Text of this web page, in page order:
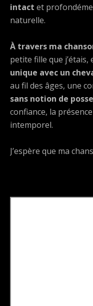
intact et
naturelle.
À travers ma
petite fille que
unique avec un
au fil des âges, une
sans notion de
confiance, la
intemporel.
J’espère que ma